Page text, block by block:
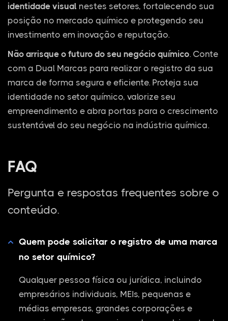
identidade visual nestes setores, fortalecendo sua
posição no mercado químico e protegendo seu
investimento em inovação e reputação.
Não arrisque o futuro do seu negócio químico. Conte
com a Dual Marcas para realizar o registro da sua
marca de forma segura e eficiente. Proteja sua
identidade no setor químico, valorize seu
empreendimento e abra portas para o crescimento
sustentável do seu negócio na indústria química.
FAQ
Pergunta e respostas frequentes sobre o
conteúdo.
Quem pode solicitar o registro de uma marca
no setor químico?
Qualquer pessoa física ou jurídica, incluindo
empresários individuais, MEIs, pequenas e
médias empresas, grandes corporações e